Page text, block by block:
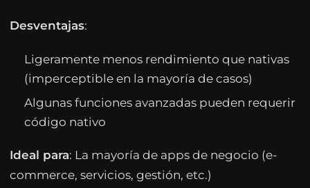
Desventajas:
Ligeramente menos rendimiento que nativas
(imperceptible en la mayoría de casos)
Algunas funciones avanzadas pueden requerir
código nativo
Ideal para: La mayoría de apps de negocio (e-
commerce, servicios, gestión, etc.)